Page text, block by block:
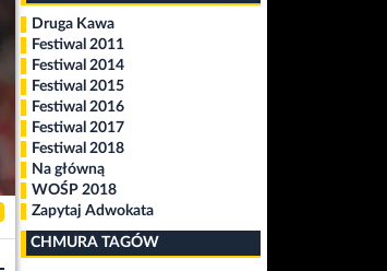
Druga Kawa
Festiwal 2011
Festiwal 2014
Festiwal 2015
Festiwal 2016
Festiwal 2017
Festiwal 2018
Na główną
WOŚP 2018
Zapytaj Adwokata
CHMURA TAGÓW